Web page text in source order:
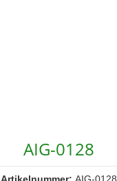
AIG-0128